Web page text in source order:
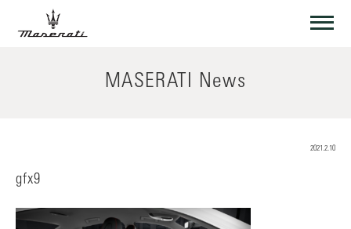
MASERATI News
2021.2.10
gfx9